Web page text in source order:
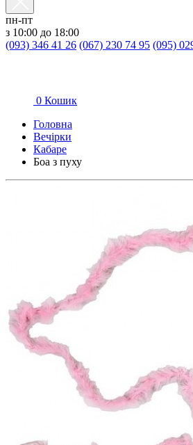
пн-пт
з 10:00 до 18:00
(093) 346 41 26 (067) 230 74 95 (095)
0 Кошик
Головна
Вечірки
Кабаре
Боа з пуху